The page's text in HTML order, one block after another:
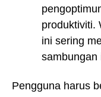
produktiviti.
ini sering
sambungan
Pengguna harus